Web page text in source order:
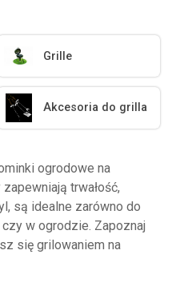
Grille
Akcesoria do grilla
ogrodowe na
trwałość,
są idealne zarówno do
w ogrodzie. Zapoznaj
się grilowaniem na